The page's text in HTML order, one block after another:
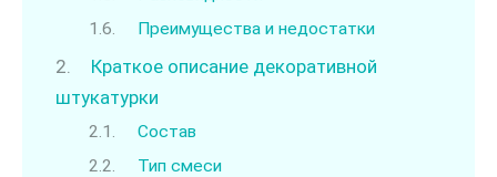
Преимущества и недостатки
Краткое описание декоративной
штукатурки
Состав
Тип смеси